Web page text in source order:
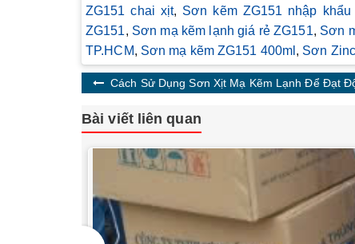
ZG151 chai xịt, Sơn kẽm ZG151 nhập khẩu
ZG151, Sơn mạ kẽm lạnh giá rẻ ZG151, Sơn
TP.HCM, Sơn mạ kẽm ZG151 400ml , Sơn
Cách Sử Dụng Sơn Xịt Mạ Kẽm Lạnh Để Đạt
Bài viết liên quan